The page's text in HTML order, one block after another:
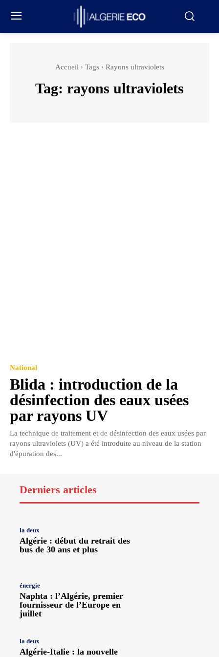
Accueil Tags Rayons ultraviolets
Tag: rayons ultraviolets
National
Blida : introduction de la
désinfection des eaux usées
par rayons UV
La technique de traitement et de désinfection des eaux usées par
rayons ultraviolets (UV) a été introduite au niveau de la station
d'épuration des...
Derniers articles
la deux
Algérie : début du retrait des
bus de 30 ans et plus
énergie
Naphta : l’Algérie, premier
fournisseur de l’Europe en
juillet
la deux
Algérie-Italie : la nouvelle